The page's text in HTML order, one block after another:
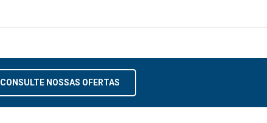
CONSULTE NOSSAS OFERTAS